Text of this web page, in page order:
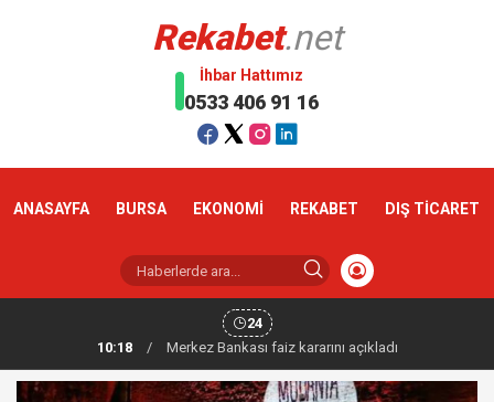
Rekabet.net
İhbar Hattımız
0533 406 91 16
ANASAYFA BURSA EKONOMİ REKABET DIŞ TİCARET
24
10:18
/ Altın haftaya yükselişle başladı